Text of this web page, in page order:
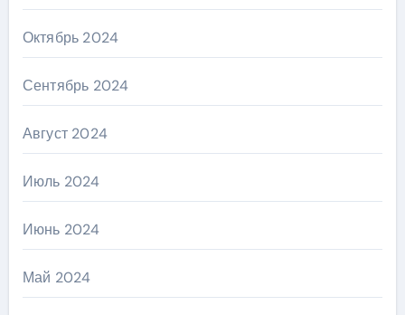
Октябрь 2024
Сентябрь 2024
Август 2024
Июль 2024
Июнь 2024
Май 2024